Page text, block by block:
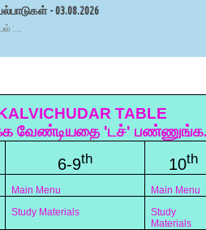
- 03.08.2026
:...
TABLE
வேண்டியதை 'டச்'
6-9th 10th
Main Menu Main Menu
Study Materials
Study
Materials